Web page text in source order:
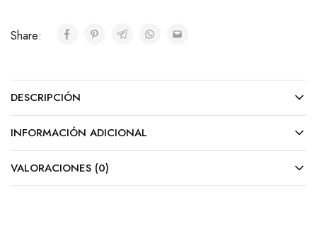
Share:
DESCRIPCIÓN
INFORMACIÓN ADICIONAL
VALORACIONES (0)